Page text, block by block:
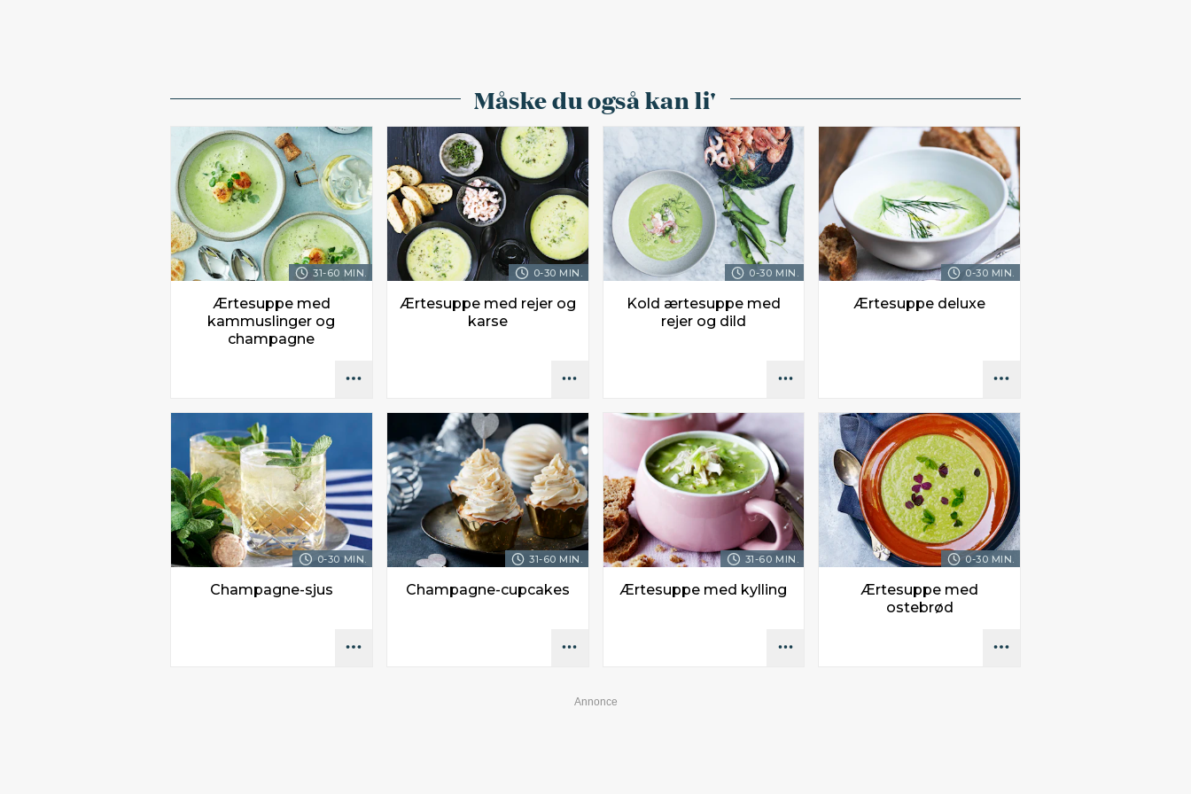
Måske du også kan li'
31-60 MIN.
Ærtesuppe med
kammuslinger og
champagne
0-30 MIN.
Ærtesuppe med rejer og
karse
0-30 MIN.
Kold ærtesuppe med
rejer og dild
0-30 MIN.
Ærtesuppe deluxe
0-30 MIN.
Champagne-sjus
31-60 MIN.
Champagne-cupcakes
31-60 MIN.
Ærtesuppe med kylling
0-30 MIN.
Ærtesuppe med
ostebrød